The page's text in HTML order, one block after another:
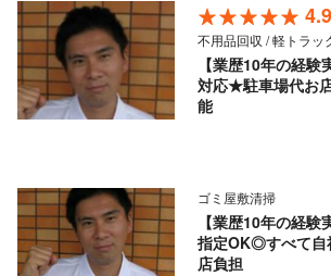
不用品回収 / 軽トラッ
【業歴10年の経
対応★駐車場代お
能
ゴミ屋敷清掃
【業歴10年の経
指定OK◎すべて
店負担